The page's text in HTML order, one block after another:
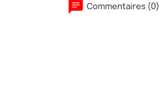
Commentaires (0)